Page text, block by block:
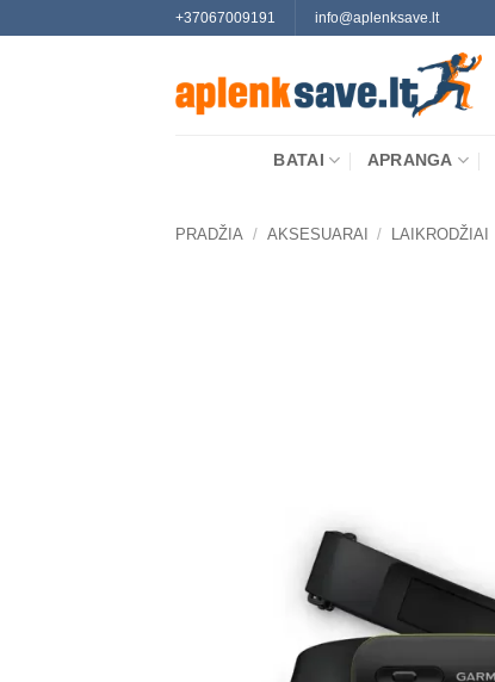
+37067009191 info@aplenksave.lt
BATAI APRANGA
PRADŽIA / AKSESUARAI / LAIKRODŽIAI